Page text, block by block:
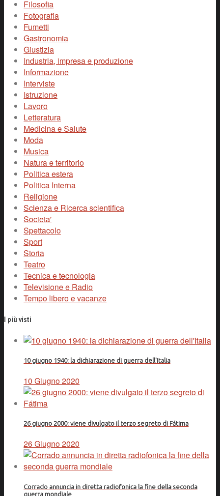
Filosofia
Fotografia
Fumetti
Gastronomia
Giustizia
Industria, impresa e produzione
Informazione
Interviste
Istruzione
Lavoro
Letteratura
Medicina e Salute
Moda
Musica
Natura e territorio
Politica estera
Politica Interna
Religione
Scienza e Ricerca scientifica
Societa'
Spettacolo
Sport
Storia
Teatro
Tecnica e tecnologia
Televisione e Radio
Tempo libero e vacanze
I più visti
10 giugno 1940: la dichiarazione di guerra dell'Italia
10 Giugno 2020
26 giugno 2000: viene divulgato il terzo segreto di Fátima
26 Giugno 2020
Corrado annuncia in diretta radiofonica la fine della seconda
guerra mondiale